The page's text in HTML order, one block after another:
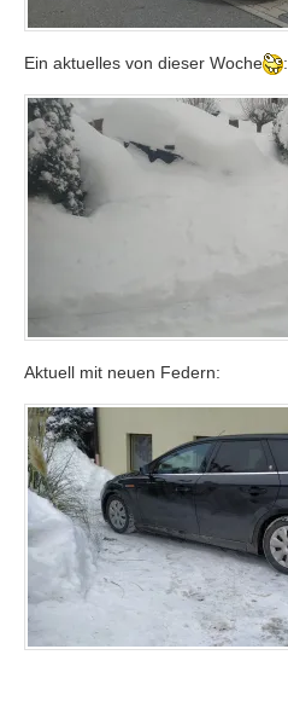
Ein aktuelles von dieser Woche :
Aktuell mit neuen Federn: